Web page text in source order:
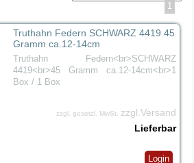
1
Truthahn Federn SCHWARZ 4419 45
Gramm ca.12-14cm
Truthahn Federn<br>SCHWARZ
4419<br>45 Gramm ca.12-14cm<br>1
Box / 1 Box
zzgl. gesetzl. MwSt.
zzgl.Versand
Lieferbar
Login